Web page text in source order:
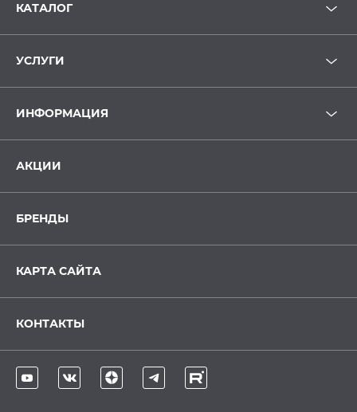
КАТАЛОГ
УСЛУГИ
ИНФОРМАЦИЯ
АКЦИИ
БРЕНДЫ
КАРТА САЙТА
КОНТАКТЫ